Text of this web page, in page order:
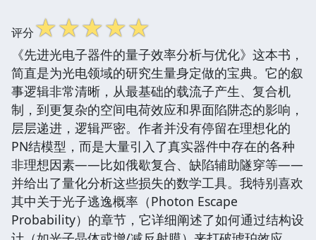
评分☆☆☆☆☆
《先进光电子器件的量子效率分析与优化》这本书，
简直是为光电领域的研究生量身定做的宝典。它的叙
事逻辑非常清晰，从最基础的载流子产生、复合机
制，到更复杂的空间电荷效应和界面陷阱态的影响，
层层递进，逻辑严密。作者并没有停留在理想化的
PN结模型，而是大量引入了真实器件中存在的各种
非理想因素——比如俄歇复合、缺陷辅助隧穿等——
并给出了量化分析这些损失的数学工具。我特别喜欢
其中关于光子逃逸概率（Photon Escape
Probability）的章节，它详细阐述了如何通过结构设